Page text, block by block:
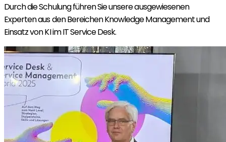
Durch die Schulung führen Sie unsere ausgewiesenen
Experten aus den Bereichen Knowledge Management und
Einsatz von KI im IT Service Desk.